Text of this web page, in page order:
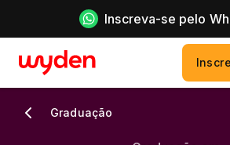
Inscreva-se pelo
Graduação